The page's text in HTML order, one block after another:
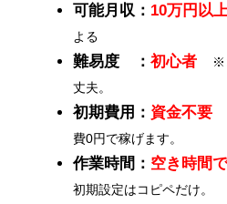
可能月収： 10万円以
よる
難易度 ： 初心者
※
丈夫。
初期費用： 資金不要
費0円で稼げます。
作業時間： 空き時間
初期設定はコピペだけ。